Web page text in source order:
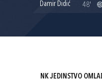
Damir Didić
48'
NK JEDINSTVO